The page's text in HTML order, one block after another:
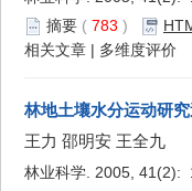
摘要 ( 783 )
相关文章 | 多维度评价
林地土壤水分运动研
王力 邵明安 王全九
林业科学. 2005, 41(2):